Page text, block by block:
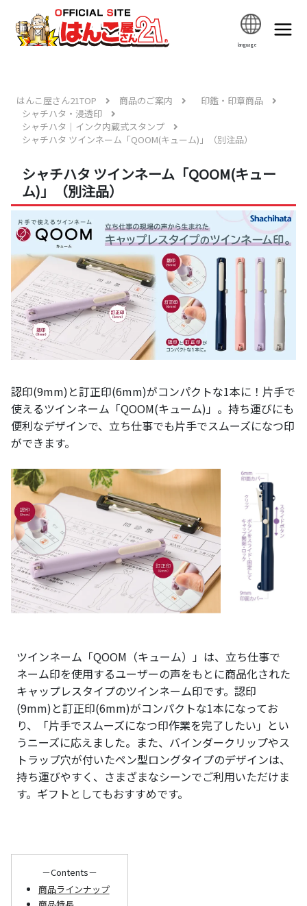
language
はんこ屋さん21TOP 商品のご案内
印鑑・印章商品
シャチハタ・浸透印
シャチハタ｜インク内蔵式スタンプ
シャチハタ ツインネーム「QOOM(キューム)」（別注品）
シャチハタ ツインネーム「QOOM(キュー
ム)」（別注品）
認印(9mm)と訂正印(6mm)がコンパクトな1本に！片手で
使えるツインネーム「QOOM(キューム)」。持ち運びにも
便利なデザインで、立ち仕事でも片手でスムーズになつ印
ができます。
ツインネーム「QOOM（キューム）」は、立ち仕事で
ネーム印を使用するユーザーの声をもとに商品化された
キャップレスタイプのツインネーム印です。認印
(9mm)と訂正印(6mm)がコンパクトな1本になってお
り、「片手でスムーズになつ印作業を完了したい」とい
うニーズに応えました。また、バインダークリップやス
トラップ穴が付いたペン型ロングタイプのデザインは、
持ち運びやすく、さまざまなシーンでご利用いただけま
す。ギフトとしてもおすすめです。
－Contents－
商品ラインナップ